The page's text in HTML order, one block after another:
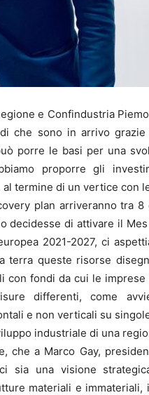
e Confindustria
che sono in arrivo
porre le basi per una
proporre gli
termine di un vertice con
plan arriveranno tra
decidesse di attivare il
2021-2027, ci
terra queste risorse
con fondi da cui le
differenti, come
e non verticali su
industriale di una
che a Marco Gay,
sia una visione
materiali e immateriali,